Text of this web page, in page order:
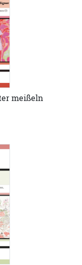
meißeln